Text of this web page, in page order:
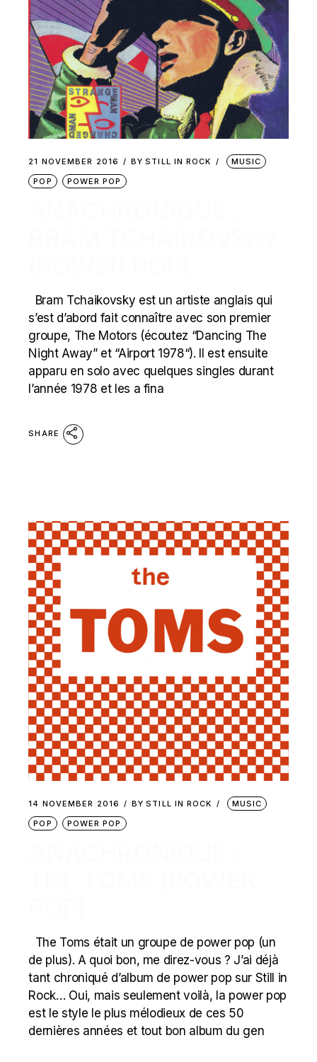
21 NOVEMBER 2016 BY STILL IN ROCK
MUSIC
POP
POWER POP
Bram Tchaikovsky est un artiste anglais qui
s’est d’abord fait connaître avec son premier
groupe, The Motors (écoutez “Dancing The
Night Away” et “Airport 1978“). Il est ensuite
apparu en solo avec quelques singles durant
l’année 1978 et les a fina
SHARE
14 NOVEMBER 2016 BY STILL IN ROCK
MUSIC
POP
POWER POP
The Toms était un groupe de power pop (un
de plus). A quoi bon, me direz-vous ? J’ai déjà
tant chroniqué d’album de power pop sur Still in
Rock… Oui, mais seulement voilà, la power pop
est le style le plus mélodieux de ces 50
dernières années et tout bon album du gen